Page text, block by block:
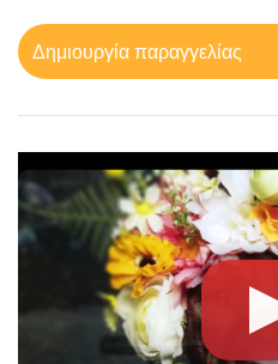
Δημιουργία παραγγελίας